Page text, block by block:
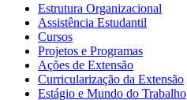
Estrutura Organizacional
Assistência Estudantil
Cursos
Projetos e Programas
Ações de Extensão
Curricularização da Extensão
Estágio e Mundo do Trabalho